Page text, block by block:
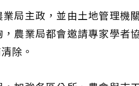
局主政，並由土地管理機
農業局都會邀請專家學者
除。